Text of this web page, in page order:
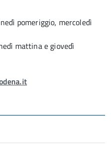
pomeriggio, mercoledì
mattina e giovedì